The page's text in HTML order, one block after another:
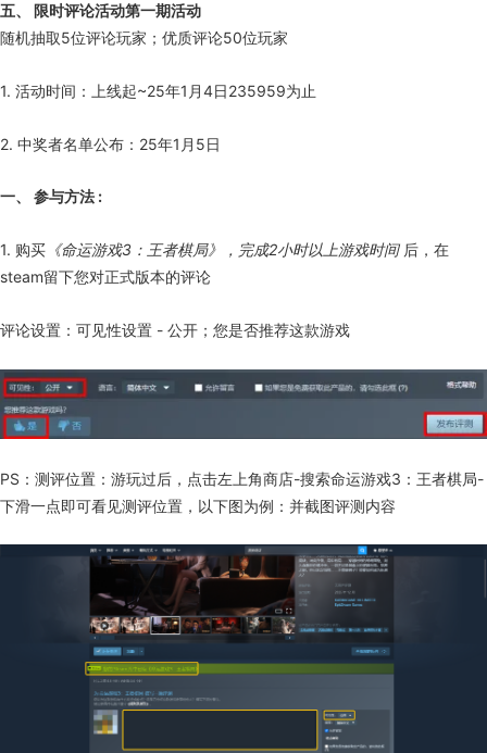
五、 限时评论活动第一期活动
随机抽取5位评论玩家；优质评论50位玩家
1. 活动时间：上线起~25年1月4日235959为止
2. 中奖者名单公布：25年1月5日
一、 参与方法 :
1. 购买 《命运游戏3：王者棋局》，完成2小时以上游戏时间后，在
steam留下您对正式版本的评论
评论设置：可见性设置 - 公开；您是否推荐这款游戏
PS：测评位置：游玩过后，点击左上角商店-搜索命运游戏3：王者棋局-
下滑一点即可看见测评位置，以下图为例：并截图评测内容